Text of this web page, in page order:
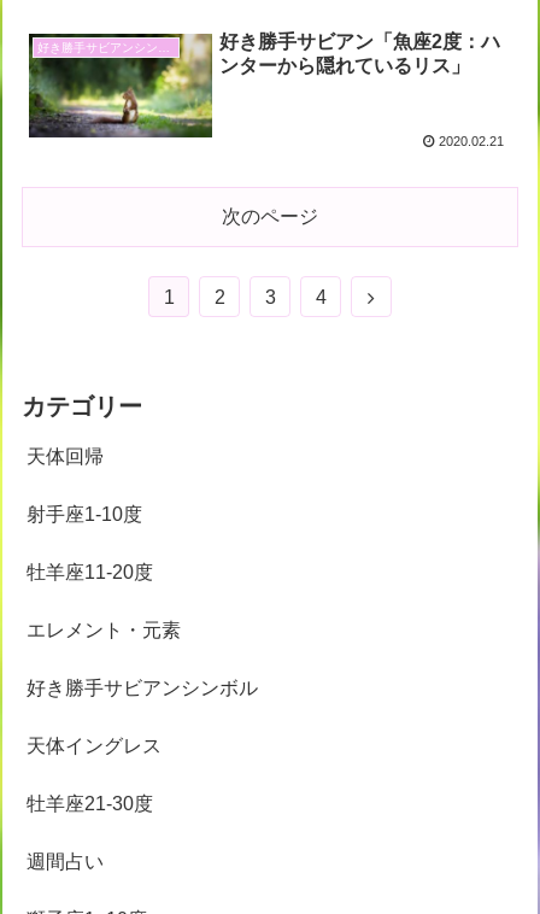
好き勝手サビアンシンボル
好き勝手サビアン「魚座2度：ハ
ンターから隠れているリス」
2020.02.21
次のページ
1 2 3 4
次
カテゴリー
天体回帰
射手座1-10度
牡羊座11-20度
エレメント・元素
好き勝手サビアンシンボル
天体イングレス
牡羊座21-30度
週間占い